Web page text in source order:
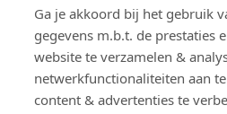
Ga je akkoord bij het gebruik
gegevens m.b.t. de prestaties
website te verzamelen &
netwerkfunctionaliteiten aan
content & advertenties te
TikTok